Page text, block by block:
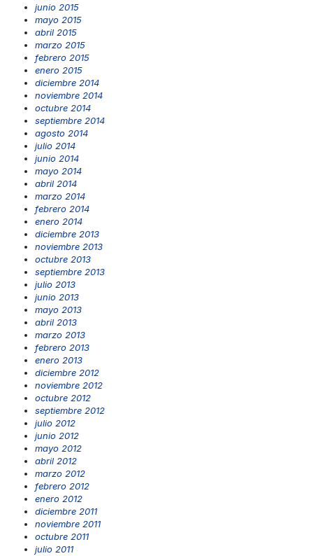
junio 2015
mayo 2015
abril 2015
marzo 2015
febrero 2015
enero 2015
diciembre 2014
noviembre 2014
octubre 2014
septiembre 2014
agosto 2014
julio 2014
junio 2014
mayo 2014
abril 2014
marzo 2014
febrero 2014
enero 2014
diciembre 2013
noviembre 2013
octubre 2013
septiembre 2013
julio 2013
junio 2013
mayo 2013
abril 2013
marzo 2013
febrero 2013
enero 2013
diciembre 2012
noviembre 2012
octubre 2012
septiembre 2012
julio 2012
junio 2012
mayo 2012
abril 2012
marzo 2012
febrero 2012
enero 2012
diciembre 2011
noviembre 2011
octubre 2011
julio 2011